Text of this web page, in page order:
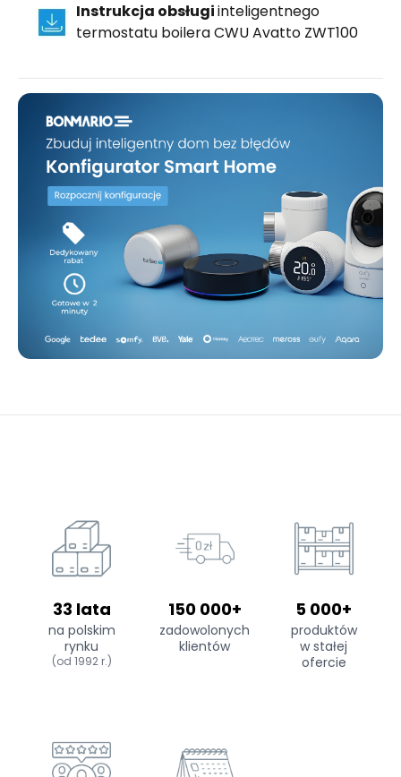
Instrukcja obsługiinteligentnego
termostatu boilera CWU Avatto ZWT100
33 lata
na polskim
rynku
(od 1992 r.)
150 000+
zadowolonych
klientów
5 000+
produktów
w stałej
ofercie